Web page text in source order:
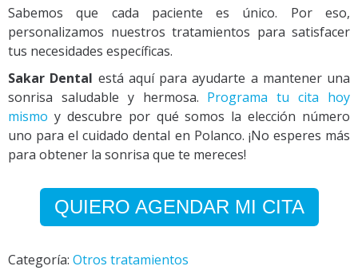
Sabemos que cada paciente es único. Por eso,
personalizamos nuestros tratamientos para satisfacer
tus necesidades específicas.
Sakar Dental está aquí para ayudarte a mantener una
sonrisa saludable y hermosa. Programa tu cita hoy
mismo y descubre por qué somos la elección número
uno para el cuidado dental en Polanco. ¡No esperes más
para obtener la sonrisa que te mereces!
QUIERO AGENDAR MI CITA
Categoría: Otros tratamientos